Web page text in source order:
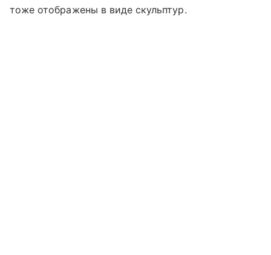
тоже отображены в виде скульптур.